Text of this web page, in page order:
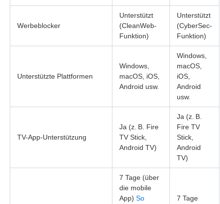
Werbeblocker
Unterstützt
(CleanWeb-
Funktion)
Unterstützt
(CyberSec-
Funktion)
Unterstützte Plattformen
Windows,
macOS, iOS,
Android usw.
Windows,
macOS,
iOS,
Android
usw.
TV-App-Unterstützung
Ja (z. B. Fire
TV Stick,
Android TV)
Ja (z. B.
Fire TV
Stick,
Android
TV)
7 Tage (über
die mobile
App) So
7 Tage